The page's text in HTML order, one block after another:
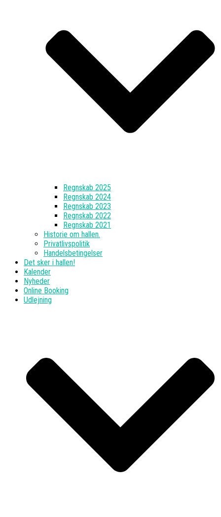
Regnskab 2025
Regnskab 2024
Regnskab 2023
Regnskab 2022
Regnskab 2021
Historie om hallen.
Privatlivspolitik
Handelsbetingelser
Det sker i hallen!
Kalender
Nyheder
Online Booking
Udlejning